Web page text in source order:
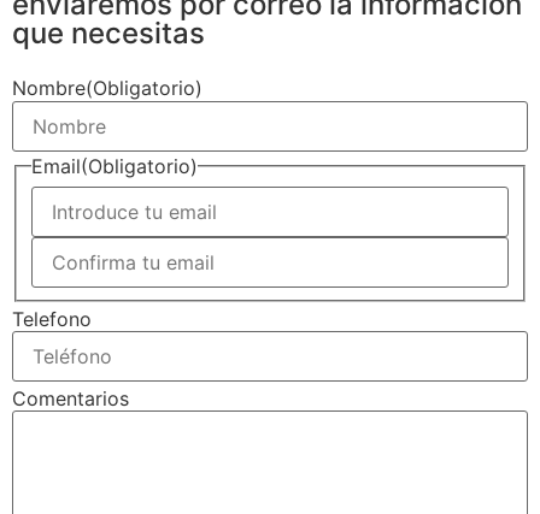
que necesitas
Nombre(Obligatorio)
Email(Obligatorio)
Telefono
Comentarios